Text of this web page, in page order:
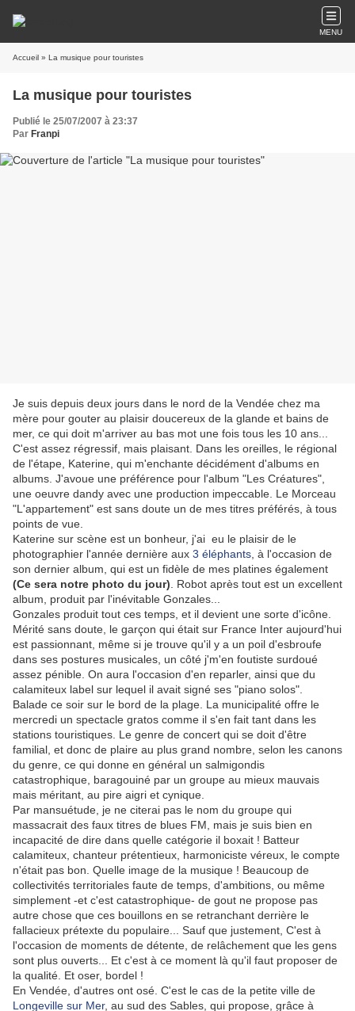
MENU
Accueil » La musique pour touristes
La musique pour touristes
Publié le 25/07/2007 à 23:37
Par Franpi
Je suis depuis deux jours dans le nord de la Vendée chez ma
mère pour gouter au plaisir doucereux de la glande et bains de
mer, ce qui doit m'arriver au bas mot une fois tous les 10 ans...
C'est assez régressif, mais plaisant. Dans les oreilles, le régional
de l'étape, Katerine, qui m'enchante décidément d'albums en
albums. J'avoue une préférence pour l'album "Les Créatures",
une oeuvre dandy avec une production impeccable. Le Morceau
"L'appartement" est sans doute un de mes titres préférés, à tous
points de vue.
Katerine sur scène est un bonheur, j'ai eu le plaisir de le
photographier l'année dernière aux 3 éléphants , à l'occasion de
son dernier album, qui est un fidèle de mes platines également
(Ce sera notre photo du jour) . Robot après tout est un excellent
album, produit par l'inévitable Gonzales...
Gonzales produit tout ces temps, et il devient une sorte d'icône.
Mérité sans doute, le garçon qui était sur France Inter aujourd'hui
est passionnant, même si je trouve qu'il y a un poil d'esbroufe
dans ses postures musicales, un côté j'm'en foutiste surdoué
assez pénible. On aura l'occasion d'en reparler, ainsi que du
calamiteux label sur lequel il avait signé ses "piano solos".
Balade ce soir sur le bord de la plage. La municipalité offre le
mercredi un spectacle gratos comme il s'en fait tant dans les
stations touristiques. Le genre de concert qui se doit d'être
familial, et donc de plaire au plus grand nombre, selon les canons
du genre, ce qui donne en général un salmigondis
catastrophique, baragouiné par un groupe au mieux mauvais
mais méritant, au pire aigri et cynique.
Par mansuétude, je ne citerai pas le nom du groupe qui
massacrait des faux titres de blues FM, mais je suis bien en
incapacité de dire dans quelle catégorie il boxait ! Batteur
calamiteux, chanteur prétentieux, harmoniciste véreux, le compte
n'était pas bon. Quelle image de la musique ! Beaucoup de
collectivités territoriales faute de temps, d'ambitions, ou même
simplement -et c'est catastrophique- de gout ne propose pas
autre chose que ces bouillons en se retranchant derrière le
fallacieux prétexte du populaire... Sauf que justement, C'est à
l'occasion de moments de détente, de relâchement que les gens
sont plus ouverts... Et c'est à ce moment là qu'il faut proposer de
la qualité. Et oser, bordel !
En Vendée, d'autres ont osé. C'est le cas de la petite ville de
Longeville sur Mer, au sud des Sables, qui propose, grâce à